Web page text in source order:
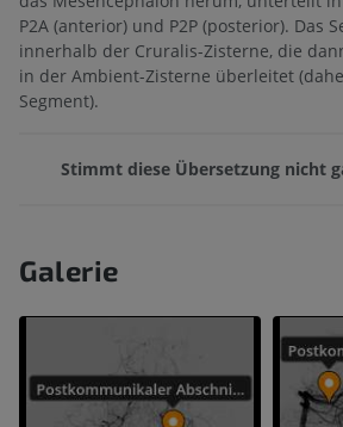
P2A (anterior) und P2P (posterior). Das
innerhalb der Cruralis-Zisterne, die
in der Ambient-Zisterne überleitet
Segment).
Stimmt diese Übersetzung nicht
Galerie